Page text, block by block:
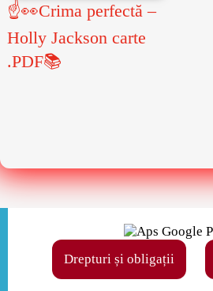
☝👀Crima perfectă –
Holly Jackson carte
.PDF📚
Drepturi și obligații